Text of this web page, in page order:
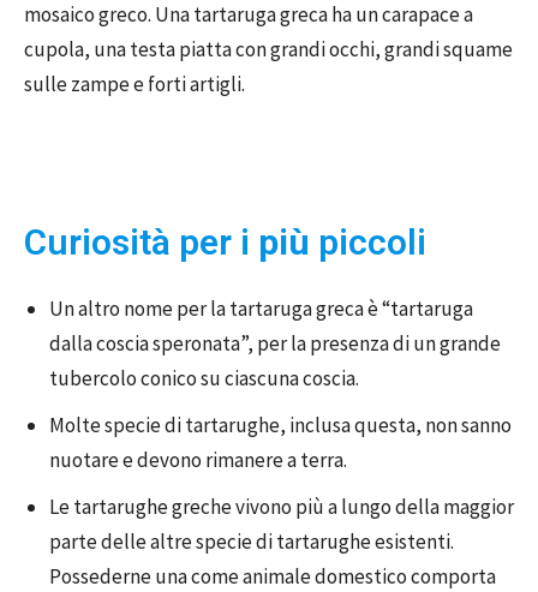
mosaico greco. Una tartaruga greca ha un carapace a
cupola, una testa piatta con grandi occhi, grandi squame
sulle zampe e forti artigli.
Curiosità per i più piccoli
Un altro nome per la tartaruga greca è “tartaruga
dalla coscia speronata”, per la presenza di un grande
tubercolo conico su ciascuna coscia.
Molte specie di tartarughe, inclusa questa, non sanno
nuotare e devono rimanere a terra.
Le tartarughe greche vivono più a lungo della maggior
parte delle altre specie di tartarughe esistenti.
Possederne una come animale domestico comporta